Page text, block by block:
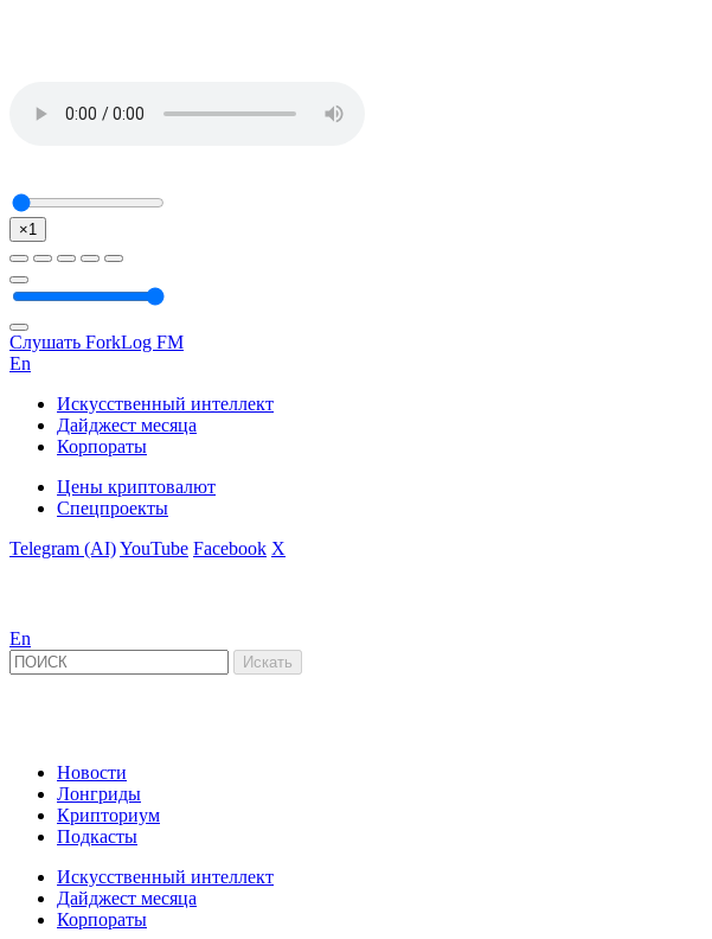
×1
Слушать ForkLog FM
En
Искусственный интеллект
Дайджест месяца
Корпораты
Цены криптовалют
Спецпроекты
Telegram (AI)YouTube Facebook X
En
Новости
Лонгриды
Крипториум
Подкасты
Искусственный интеллект
Дайджест месяца
Корпораты